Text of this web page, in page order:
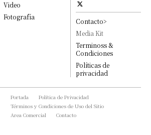
Video
Fotografía
Contacto>
Media Kit
Terminoss &
Condiciones
Políticas de
privacidad
Portada
Política de Privacidad
Términos y Condiciones de Uso del Sitio
Area Comercial
Contacto